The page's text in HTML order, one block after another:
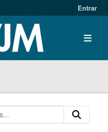
Entrar